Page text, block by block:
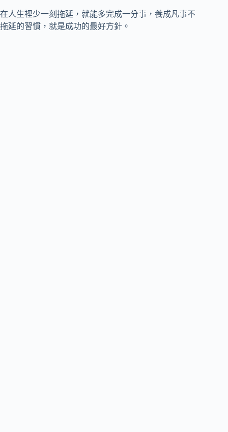
在人生裡少一刻拖延，就能多完成一分事，養成凡事不
拖延的習慣，就是成功的最好方針。